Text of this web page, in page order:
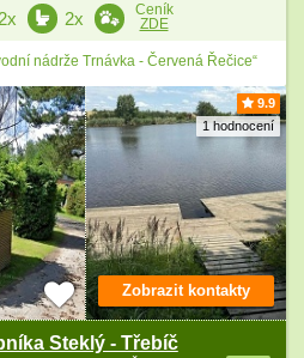
2x 2x
Ceník
ZDE
nádrže Trnávka - Červená Řečice“
9.9
1 hodnocení
Steklý - Třebíč
Zobrazit kontakty